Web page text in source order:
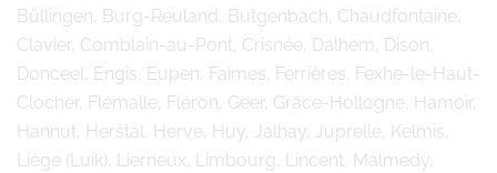
Büllingen, Burg-Reuland, Butgenbach, Chaudfontaine,
Clavier, Comblain-au-Pont, Crisnée, Dalhem, Dison,
Donceel, Engis, Eupen, Faimes, Ferrières, Fexhe-le-Haut-
Clocher, Flémalle, Fléron, Geer, Grâce-Hollogne, Hamoir,
Hannut, Herstal, Herve, Huy, Jalhay, Juprelle, Kelmis,
Liège (Luik), Lierneux, Limbourg, Lincent, Malmedy,